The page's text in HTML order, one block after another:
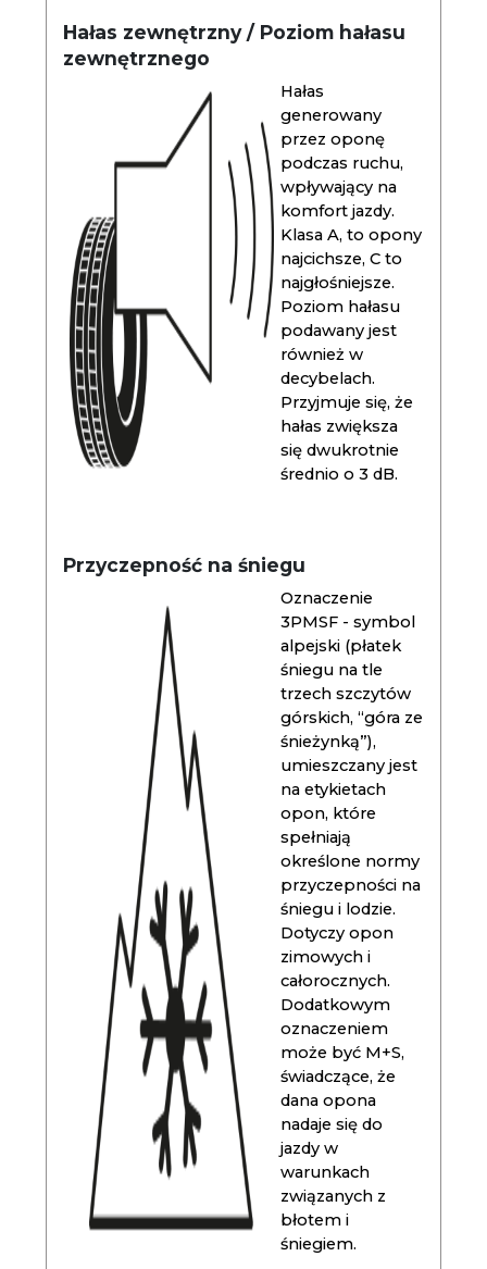
Hałas zewnętrzny / Poziom hałasu
zewnętrznego
Hałas
generowany
przez oponę
podczas ruchu,
wpływający na
komfort jazdy.
Klasa A, to opony
najcichsze, C to
najgłośniejsze.
Poziom hałasu
podawany jest
również w
decybelach.
Przyjmuje się, że
hałas zwiększa
się dwukrotnie
średnio o 3 dB.
Przyczepność na śniegu
Oznaczenie
3PMSF - symbol
alpejski (płatek
śniegu na tle
trzech szczytów
górskich, “góra ze
śnieżynką”),
umieszczany jest
na etykietach
opon, które
spełniają
określone normy
przyczepności na
śniegu i lodzie.
Dotyczy opon
zimowych i
całorocznych.
Dodatkowym
oznaczeniem
może być M+S,
świadczące, że
dana opona
nadaje się do
jazdy w
warunkach
związanych z
błotem i
śniegiem.